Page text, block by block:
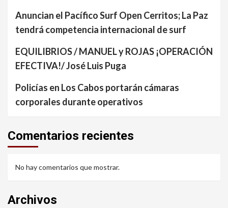
Anuncian el Pacífico Surf Open Cerritos; La Paz
tendrá competencia internacional de surf
EQUILIBRIOS / MANUEL y ROJAS ¡OPERACIÓN
EFECTIVA!/ José Luis Puga
Policías en Los Cabos portarán cámaras
corporales durante operativos
Comentarios recientes
No hay comentarios que mostrar.
Archivos